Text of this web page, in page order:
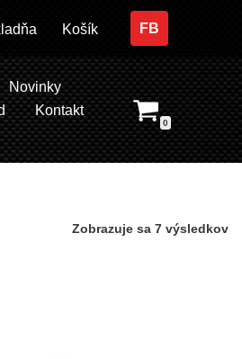
Košík FB
Novinky
Kontakt
0
Zobrazuje sa 7 výsledkov